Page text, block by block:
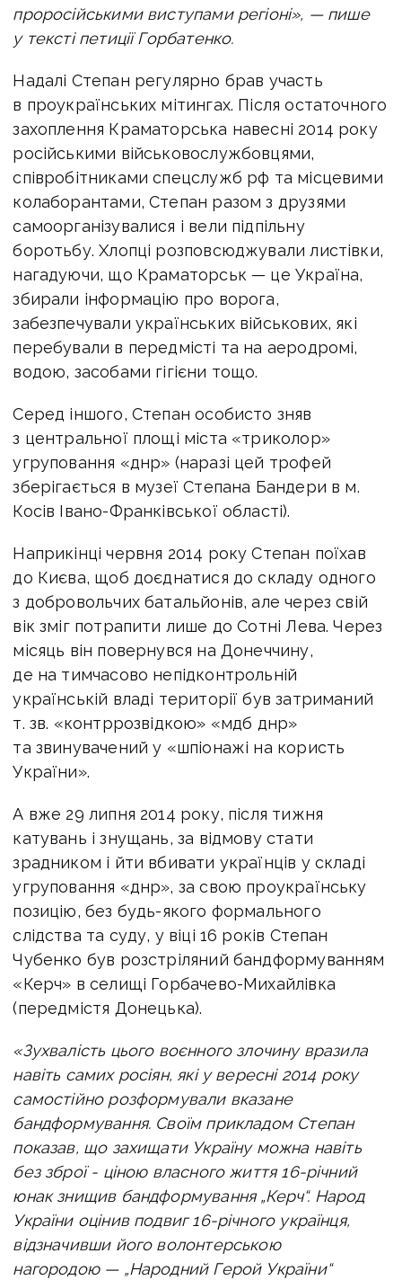
проросійськими виступами регіоні», — пише
у тексті петиції Горбатенко.
Надалі Степан регулярно брав участь
в проукраїнських мітингах. Після остаточного
захоплення Краматорська навесні 2014 року
російськими військовослужбовцями,
співробітниками спецслужб рф та місцевими
колаборантами, Степан разом з друзями
самоорганізувалися і вели підпільну
боротьбу. Хлопці розповсюджували листівки,
нагадуючи, що Краматорськ — це Україна,
збирали інформацію про ворога,
забезпечували українських військових, які
перебували в передмісті та на аеродромі,
водою, засобами гігієни тощо.
Серед іншого, Степан особисто зняв
з центральної площі міста «триколор»
угруповання «днр» (наразі цей трофей
зберігається в музеї Степана Бандери в м.
Косів Івано-Франківської області).
Наприкінці червня 2014 року Степан поїхав
до Києва, щоб доєднатися до складу одного
з добровольчих батальйонів, але через свій
вік зміг потрапити лише до Сотні Лева. Через
місяць він повернувся на Донеччину,
де на тимчасово непідконтрольній
українській владі території був затриманий
т. зв. «контррозвідкою» «мдб днр»
та звинувачений у «шпіонажі на користь
України».
А вже 29 липня 2014 року, після тижня
катувань і знущань, за відмову стати
зрадником і йти вбивати українців у складі
угруповання «днр», за свою проукраїнську
позицію, без будь-якого формального
слідства та суду, у віці 16 років Степан
Чубенко був розстріляний бандформуванням
«Керч» в селищі Горбачево-Михайлівка
(передмістя Донецька).
«Зухвалість цього воєнного злочину вразила
навіть самих росіян, які у вересні 2014 року
самостійно розформували вказане
бандформування. Своїм прикладом Степан
показав, що захищати Україну можна навіть
без зброї - ціною власного життя 16-річний
юнак знищив бандформування „Керч“. Народ
України оцінив подвиг 16-річного українця,
відзначивши його волонтерською
нагородою — „Народний Герой України“